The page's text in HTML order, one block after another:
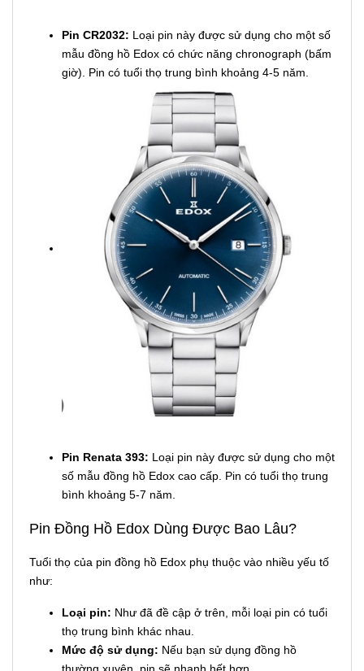
Pin CR2032: Loại pin này được sử dụng cho một số
mẫu đồng hồ Edox có chức năng chronograph (bấm
giờ). Pin có tuổi thọ trung bình khoảng 4-5 năm.
Pin Renata 393: Loại pin này được sử dụng cho một
số mẫu đồng hồ Edox cao cấp. Pin có tuổi thọ trung
bình khoảng 5-7 năm.
Pin Đồng Hồ Edox Dùng Được Bao Lâu?
Tuổi thọ của pin đồng hồ Edox phụ thuộc vào nhiều yếu tố
như:
Loại pin: Như đã đề cập ở trên, mỗi loại pin có tuổi
thọ trung bình khác nhau.
Mức độ sử dụng: Nếu bạn sử dụng đồng hồ
thường xuyên, pin sẽ nhanh hết hơn.